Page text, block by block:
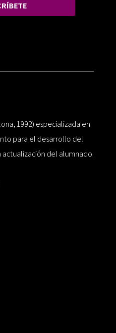
1992) especializada en
para el desarrollo del
del alumnado.